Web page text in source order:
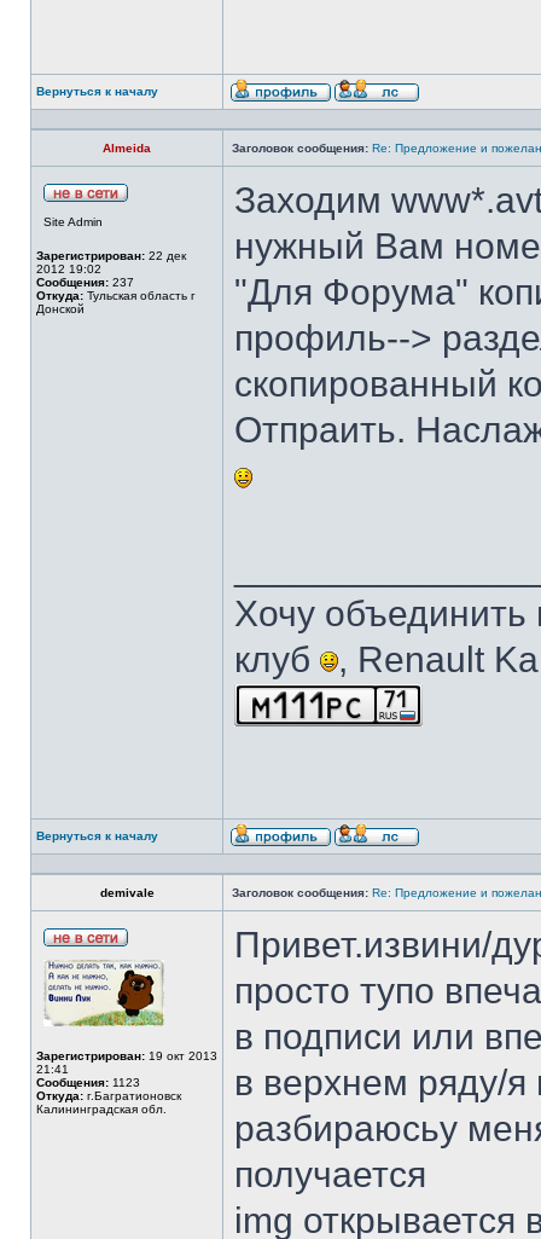
Вернуться к началу
Almeida Заголовок сообщения: Re: Предложение и
Site Admin
Зарегистрирован: 22 дек
2012 19:02
Сообщения: 237
Откуда: Тульская область г
Донской
Заходим
нужный Вам
"Для Форума"
профиль-->
скопированный
Отпраить.
Хочу объединить
клуб
, Renault
Вернуться к началу
demivale Заголовок сообщения: Re: Предложение и
Зарегистрирован: 19 окт 2013
21:41
Сообщения: 1123
Откуда: г.Багратионовск
Калининградская обл.
Привет.извини/
просто тупо
в подписи или
в верхнем ряду/я
разбираюсьу
получается
img открывается